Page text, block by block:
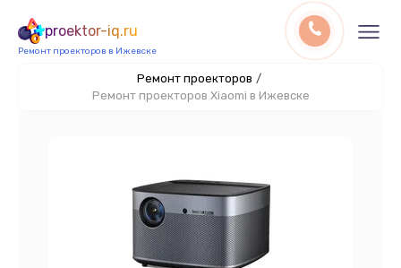
proektor-iq.ru
Ремонт проекторов в Ижевске
Ремонт проекторов /
Ремонт проекторов Xiaomi в Ижевске